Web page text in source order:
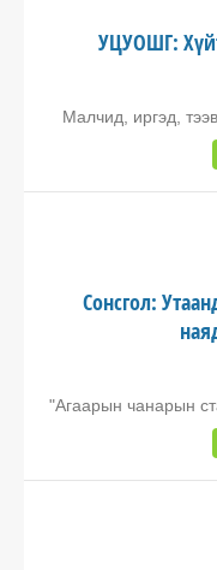
УЦУОШГ:
Малчид, иргэд,
Сонсгол:
"Агаарын чанарын